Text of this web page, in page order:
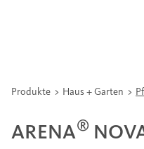
Produkte Haus + Garten
ARENA®